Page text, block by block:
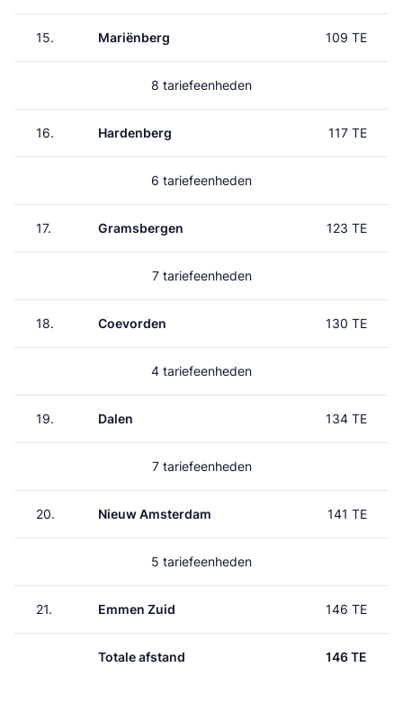
15. Mariënberg 109 TE
8 tariefeenheden
16. Hardenberg 117 TE
6 tariefeenheden
17. Gramsbergen 123 TE
7 tariefeenheden
18. Coevorden 130 TE
4 tariefeenheden
19. Dalen 134 TE
7 tariefeenheden
20. Nieuw Amsterdam 141 TE
5 tariefeenheden
21. Emmen Zuid 146 TE
Totale afstand 146 TE